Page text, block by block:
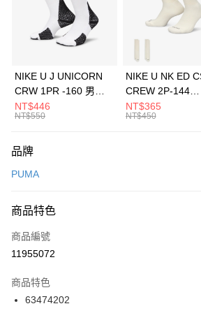
合作金庫商業銀行
第一商
華南商業銀行
彰化商
上海商業儲蓄銀行
元大商業銀行
台灣樂天信用卡公司
Apple Pay
全盈+PAY
AFTEE先享後付
【關於「AFTEE先享後付」】
便利好安心！
３．安心：先確認商品／服務後，再付款。
【「AFTEE先享後付」結帳流程】
１．於結帳方式選擇「AFTEE先享後付」後，將
２．訂單成立數日內，您將收到繳費通知簡訊。
３．收到繳費通知簡訊後14天內，點擊此簡訊中
ATM／網路銀行／等多元方式進行付款，方視為交
運送方式
每筆NT$100，滿NT$1,500(含以上)免運費
宅配
每筆NT$100，滿NT$1,500(含以上)免運費
付款後門市自取
每筆NT$100，滿NT$1,500(含以上)免運費
NIKE U J UNICORN
CRW 1PR -160 男女
中統襪 FZ3393100
NT$446
NT$550
NIKE U NK ED
CREW 2P-144
EMBRDY 男女 短
FZ3073133
NT$365
NT$450
品牌
PUMA
商品特色
商品編號
11955072
商品特色
63474202